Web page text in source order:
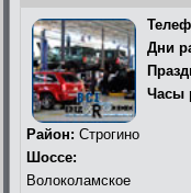
Дни
Часы
Район: Строгино
Шоссе:
Волоколамское